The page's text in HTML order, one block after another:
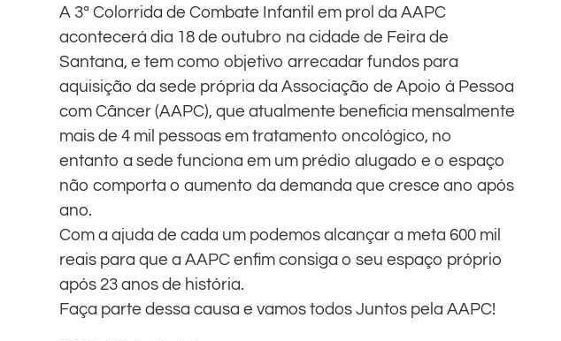
A 3ª Colorrida de Combate Infantil em prol da AAPC
acontecerá dia 18 de outubro na cidade de Feira de
Santana, e tem como objetivo arrecadar fundos para
aquisição da sede própria da Associação de Apoio à Pessoa
com Câncer (AAPC), que atualmente beneficia mensalmente
mais de 4 mil pessoas em tratamento oncológico, no
entanto a sede funciona em um prédio alugado e o espaço
não comporta o aumento da demanda que cresce ano após
ano.
Com a ajuda de cada um podemos alcançar a meta 600 mil
reais para que a AAPC enfim consiga o seu espaço próprio
após 23 anos de história.
Faça parte dessa causa e vamos todos Juntos pela AAPC!